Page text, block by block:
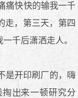
痛快快的输我一千
走，第三天，第四
千后潇洒走人。
是开印刷厂的，嗨
掏
来一顿研究分